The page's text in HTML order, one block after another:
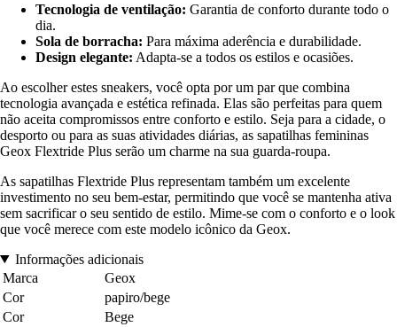
Tecnologia de ventilação: Garantia de conforto durante todo o
dia.
Sola de borracha: Para máxima aderência e durabilidade.
Design elegante: Adapta-se a todos os estilos e ocasiões.
Ao escolher estes sneakers, você opta por um par que combina
tecnologia avançada e estética refinada. Elas são perfeitas para quem
não aceita compromissos entre conforto e estilo. Seja para a cidade, o
desporto ou para as suas atividades diárias, as sapatilhas femininas
Geox Flextride Plus serão um charme na sua guarda-roupa.
As sapatilhas Flextride Plus representam também um excelente
investimento no seu bem-estar, permitindo que você se mantenha ativa
sem sacrificar o seu sentido de estilo. Mime-se com o conforto e o look
que você merece com este modelo icônico da Geox.
Informações adicionais
Marca
Geox
Cor
papiro/bege
Cor
Bege